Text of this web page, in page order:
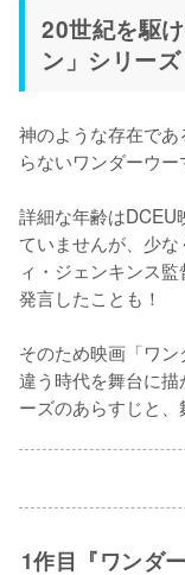
20世紀を駆
ン」シリーズ
神のような存在で
らないワンダーウー
詳細な年齢はDCEU
ていませんが、少
ィ・ジェンキンス
発言したことも！
そのため映画「ワ
違う時代を舞台に
ーズのあらすじと、
1作目『ワンダ